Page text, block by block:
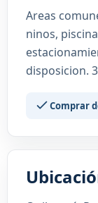
Areas
ninos,
disposicion.
Comprar